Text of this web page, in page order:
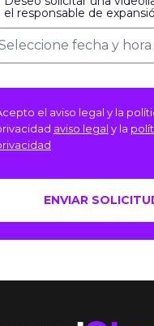
el responsable de
el aviso legal y la
aviso legal y la